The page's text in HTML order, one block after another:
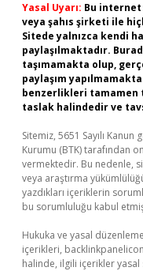
Yasal Uyarı: Bu
veya şahıs şirketi ile
Sitede yalnızca kendi
paylaşılmaktadır.
taşımamakta olup,
paylaşım
benzerlikleri tamamen
taslak halindedir ve
Sitemiz, 5651 Sayılı
Kurumu (BTK) tarafından
vermektedir. Bu nedenle,
veya araştırma
yazdıkları içeriklerin
bu sorumluluğu kabul etmiş
Hukuka ve yasal
içerikleri,
halinde, ilgili içerikler yasal